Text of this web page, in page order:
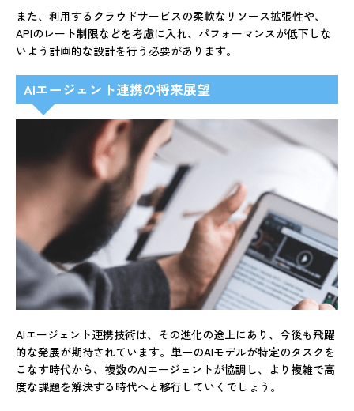
また、利用するクラウドサービスの柔軟なリソース拡張性や、
APIのレート制限などを考慮に入れ、パフォーマンスが低下しな
いよう計画的な設計を行う必要があります。
AIエージェント連携の将来展望
AIエージェント連携技術は、その進化の途上にあり、今後も飛躍
的な発展が期待されています。単一のAIモデルが特定のタスクを
こなす時代から、複数のAIエージェントが協調し、より複雑で高
度な課題を解決する時代へと移行していくでしょう。